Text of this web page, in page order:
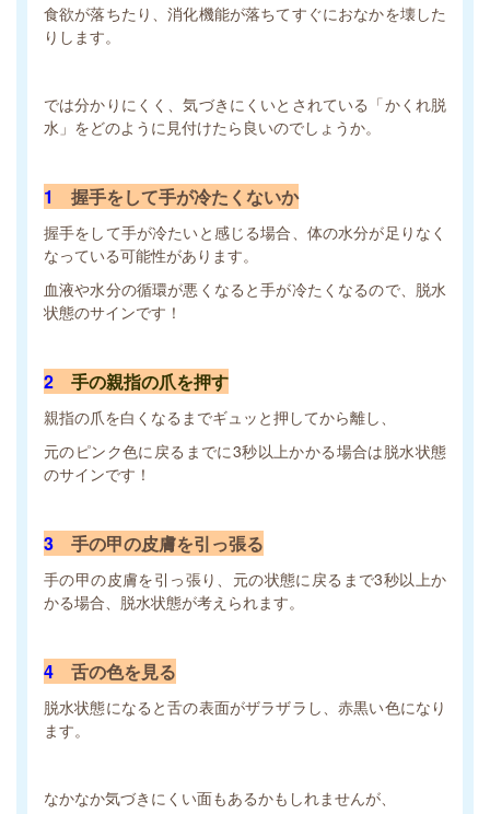
食欲が落ちたり、消化機能が落ちてすぐにおなかを壊した
りします。
では分かりにくく、気づきにくいとされている「かくれ脱
水」をどのように見付けたら良いのでしょうか。
1 握手をして手が冷たくないか
握手をして手が冷たいと感じる場合、体の水分が足りなく
なっている可能性があります。
血液や水分の循環が悪くなると手が冷たくなるので、脱水
状態のサインです！
2 手の親指の爪を押す
親指の爪を白くなるまでギュッと押してから離し、
元のピンク色に戻るまでに3秒以上かかる場合は脱水状態
のサインです！
3 手の甲の皮膚を引っ張る
手の甲の皮膚を引っ張り、元の状態に戻るまで3秒以上か
かる場合、脱水状態が考えられます。
4 舌の色を見る
脱水状態になると舌の表面がザラザラし、赤黒い色になり
ます。
なかなか気づきにくい面もあるかもしれませんが、